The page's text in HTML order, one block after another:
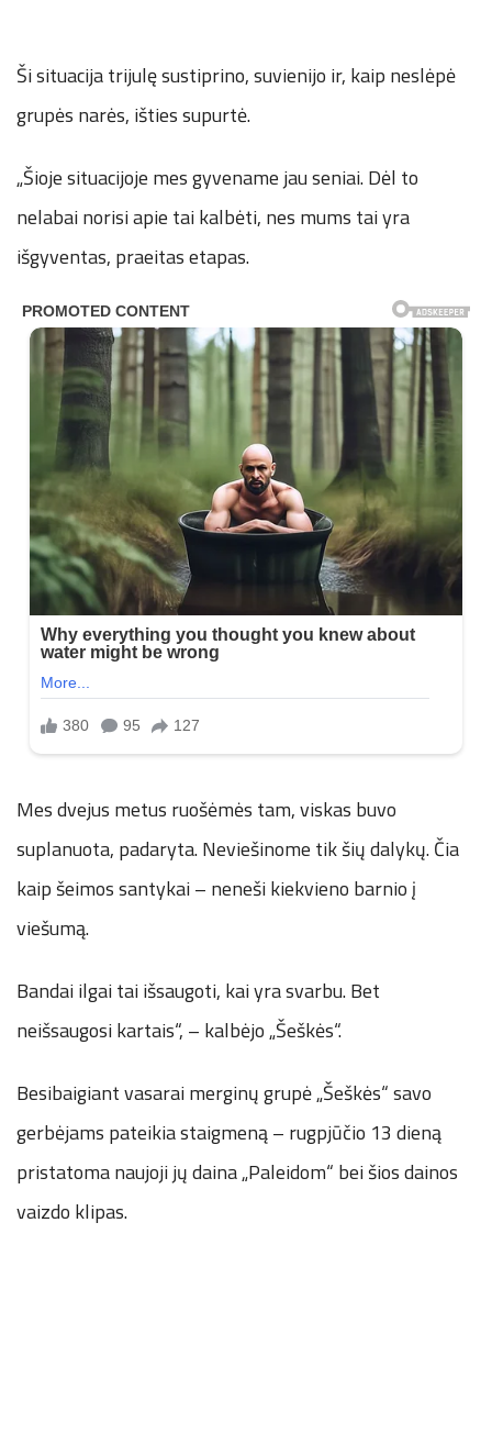
Ši situacija trijulę sustiprino, suvienijo ir, kaip neslėpė
grupės narės, išties supurtė.
„Šioje situacijoje mes gyvename jau seniai. Dėl to
nelabai norisi apie tai kalbėti, nes mums tai yra
išgyventas, praeitas etapas.
Mes dvejus metus ruošėmės tam, viskas buvo
suplanuota, padaryta. Neviešinome tik šių dalykų. Čia
kaip šeimos santykai – neneši kiekvieno barnio į
viešumą.
Bandai ilgai tai išsaugoti, kai yra svarbu. Bet
neišsaugosi kartais“, – kalbėjo „Šeškės“.
Besibaigiant vasarai merginų grupė „Šeškės“ savo
gerbėjams pateikia staigmeną – rugpjūčio 13 dieną
pristatoma naujoji jų daina „Paleidom“ bei šios dainos
vaizdo klipas.